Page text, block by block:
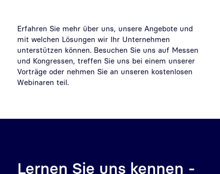
Erfahren Sie mehr über uns, unsere Angebote und
mit welchen Lösungen wir Ihr Unternehmen
unterstützen können. Besuchen Sie uns auf Messen
und Kongressen, treffen Sie uns bei einem unserer
Vorträge oder nehmen Sie an unseren kostenlosen
Webinaren teil.
Lernen Sie uns kennen -